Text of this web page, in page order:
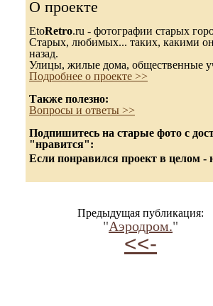
О проекте
EtoRetro.ru - фотографии старых
Старых, любимых... таких, какими
назад.
Улицы, жилые дома, общественные
Подробнее о проекте >>
Также полезно:
Вопросы и ответы >>
Подпишитесь на старые фото с
"нравится":
Если понравился проект в целом -
Предыдущая публикация:
"Аэродром."
<<-